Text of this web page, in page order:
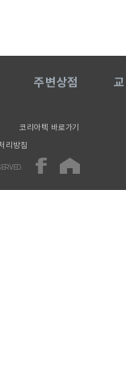
주변상점
코리아텍 바로가기
리방침